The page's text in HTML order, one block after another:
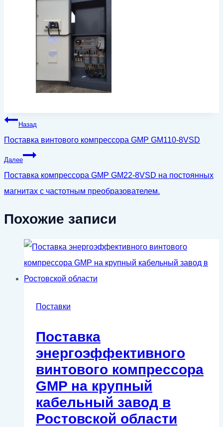
Навигация
по
записям
Назад
Поставка винтового компрессора GMP GM110-8VSD
Далее
Поставка компрессора GMP GM22-8VSD на постоянных
магнитах с частотным преобразователем.
Похожие записи
Поставки
Поставка
энергоэффективного
винтового компрессора
GMP на крупный
кабельный завод в
Ростовской области